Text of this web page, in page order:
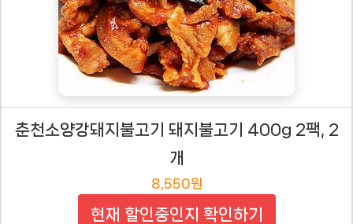
춘천소양강돼지불고기 돼지불고기 400g 2팩, 2
개
8,550원
현재 할인중인지 확인하기